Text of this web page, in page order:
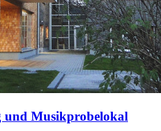
und Musikprobelokal